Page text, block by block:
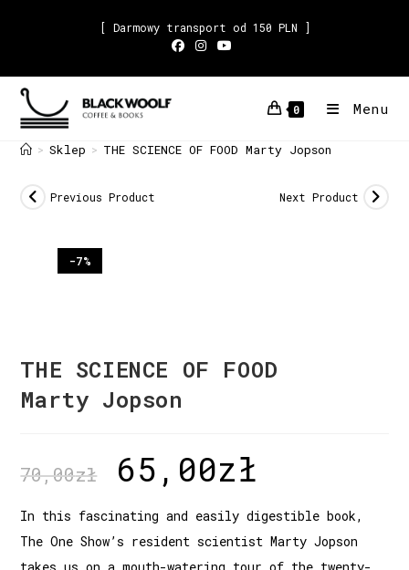
[ Darmowy transport od 150 PLN ]
0 Menu
> Sklep > THE SCIENCE OF FOOD Marty Jopson
-7%
Previous Product Next Product
THE SCIENCE OF FOOD
Marty Jopson
70,00zł 65,00zł
In this fascinating and easily digestible book,
The One Show’s resident scientist Marty Jopson